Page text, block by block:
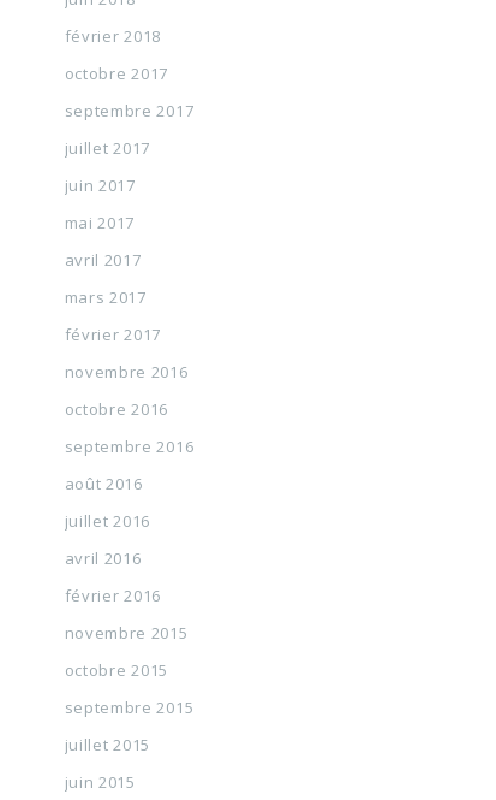
février 2018
octobre 2017
septembre 2017
juillet 2017
juin 2017
mai 2017
avril 2017
mars 2017
février 2017
novembre 2016
octobre 2016
septembre 2016
août 2016
juillet 2016
avril 2016
février 2016
novembre 2015
octobre 2015
septembre 2015
juillet 2015
juin 2015